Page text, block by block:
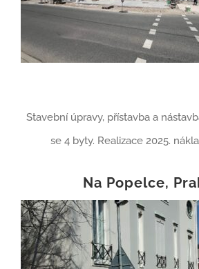
Stavební úpravy, přístavba a
se 4 byty. Realizace 2025.
Na Popelce,